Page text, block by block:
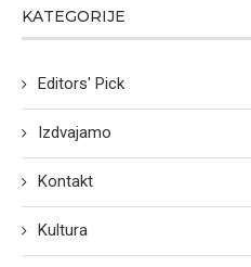
KATEGORIJE
Editors' Pick
Izdvajamo
Kontakt
Kultura